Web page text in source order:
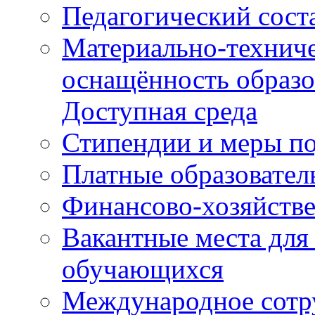
Педагогический
Материально-
оснащённость
Доступная среда
Стипендии и меры
Платные
Финансово-
Вакантные места
обучающихся
Международное